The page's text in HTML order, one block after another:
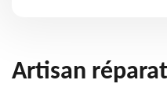
Artisan